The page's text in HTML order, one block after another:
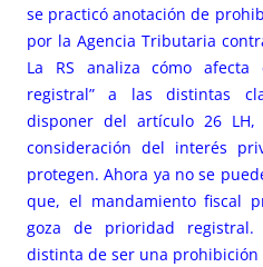
se practicó anotación de
por la Agencia Tributaria
La RS analiza cómo
registral” a las distintas
disponer del artículo 26 LH,
consideración del interés
protegen. Ahora ya no se
que, el mandamiento fiscal
goza de prioridad
distinta de ser una